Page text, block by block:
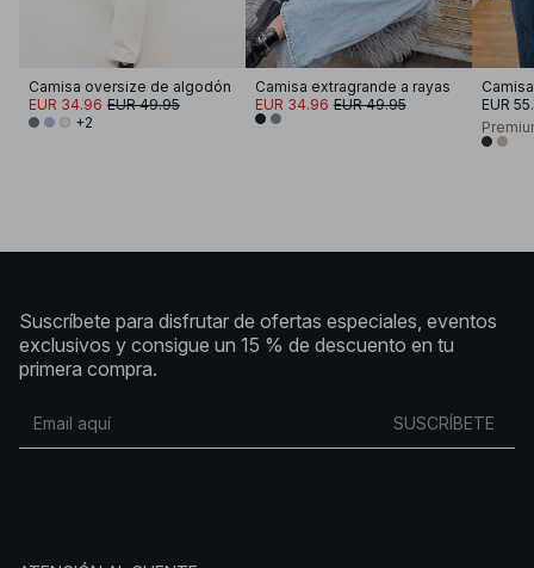
Camisa oversize de algodón
EUR 34.96 EUR 49.95
+2
Camisa extragrande a rayas
EUR 34.96 EUR 49.95
EUR
Suscríbete para disfrutar de ofertas especiales, eventos
exclusivos y consigue un 15 % de descuento en tu
primera compra.
SUSCRÍBETE